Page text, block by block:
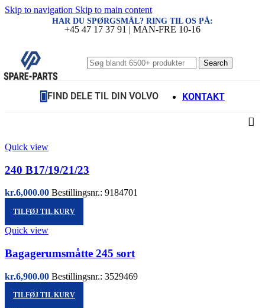
Skip to navigation Skip to main content
HAR DU SPØRGSMÅL? RING TIL OS PÅ:
+45 47 17 37 91 | MAN-FRE 10-16
Search
FIND DELE TIL DIN VOLVO KONTAKT
Quick view
240 B17/19/21/23
kr.6,000.00 Bestillingsnr.: 9184701
TILFØJ TIL KURV
Quick view
Bagagerumsmåtte 245 sort
kr.6,900.00 Bestillingsnr.: 3529469
TILFØJ TIL KURV